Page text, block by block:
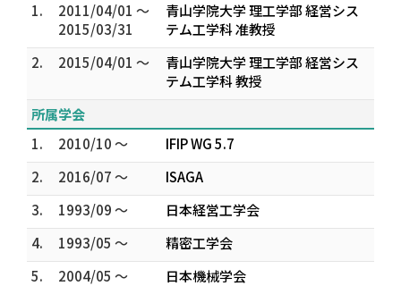
1.
2011/04/01 ～
2015/03/31
青山学院大学 理工学部 経営シス
テム工学科 准教授
2.
2015/04/01 ～
青山学院大学 理工学部 経営シス
テム工学科 教授
所属学会
1.
2010/10 ～
IFIP WG 5.7
2.
2016/07 ～
ISAGA
3.
1993/09 ～
日本経営工学会
4.
1993/05 ～
精密工学会
5.
2004/05 ～
日本機械学会